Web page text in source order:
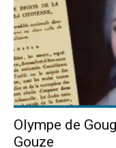
Olympe de
Gouze